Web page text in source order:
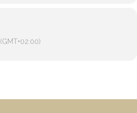
(GMT+02:00)